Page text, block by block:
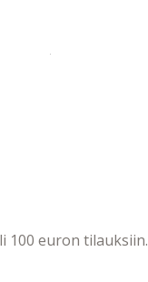
100 euron tilauksiin.